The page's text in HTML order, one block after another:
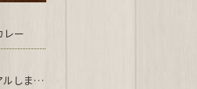
ー
ホームページをリニューアルしました！